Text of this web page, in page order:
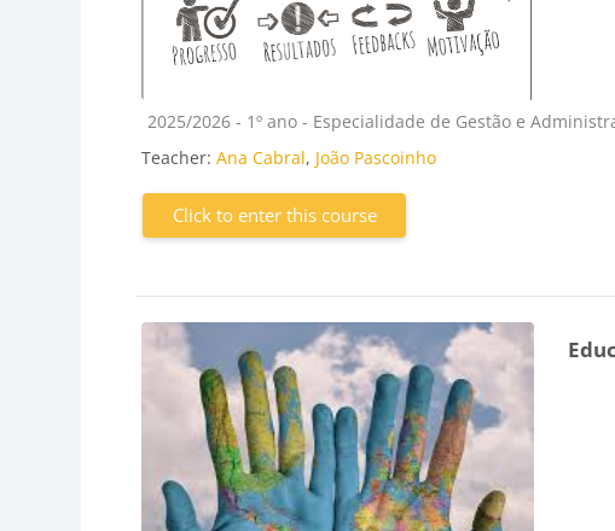
Course category
2025/2026 - 1º ano - Especialidade de Gestão e
Teacher:Ana Cabral, João Pascoinho
Click to enter this course